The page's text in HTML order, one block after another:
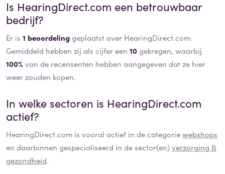
Is HearingDirect.com een betrouwbaar
bedrijf?
Er is 1 beoordelinggeplaatst over HearingDirect.com.
Gemiddeld hebben zij als cijfer een 10 gekregen, waarbij
100% van de recensenten hebben aangegeven dat ze hier
weer zouden kopen.
In welke sectoren is HearingDirect.com
actief?
HearingDirect.com is vooral actief in de categoriewebshops
en daarbinnen gespecialiseerd in de sector(en)verzorging &
gezondheid.